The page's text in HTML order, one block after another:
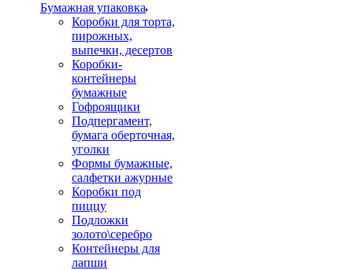
Бумажная упаковка
Коробки для торта,
пирожных,
выпечки, десертов
Коробки-
контейнеры
бумажные
Гофроящики
Подпергамент,
бумага оберточная,
уголки
Формы бумажные,
салфетки ажурные
Коробки под
пиццу
Подложки
золото\серебро
Контейнеры для
лапши